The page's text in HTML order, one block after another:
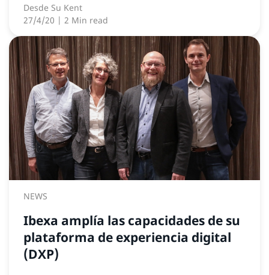
Desde Su Kent
27/4/20 | 2 Min read
NEWS
Ibexa amplía las capacidades de su
plataforma de experiencia digital
(DXP)